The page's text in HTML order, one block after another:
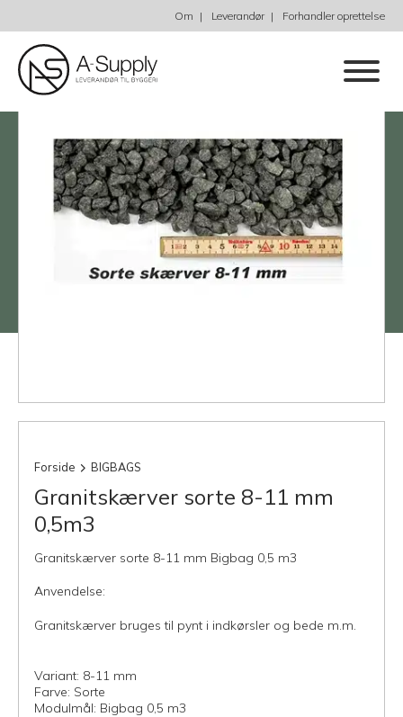
Om Leverandør Forhandler oprettelse
Forside BIGBAGS
Granitskærver sorte 8-11 mm
0,5m3
Granitskærver sorte 8-11 mm Bigbag 0,5 m3
Anvendelse:
Granitskærver bruges til pynt i indkørsler og bede m.m.
Variant: 8-11 mm
Farve: Sorte
Modulmål: Bigbag 0,5 m3